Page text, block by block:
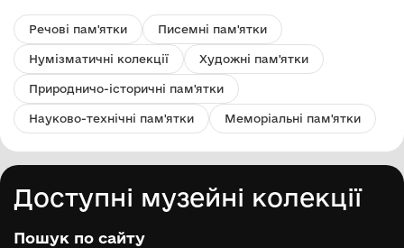
Речові пам'ятки Писемні пам'ятки
Нумізматичні колекції Художні пам'ятки
Природничо-історичні пам'ятки
Науково-технічні пам'ятки Меморіальні пам'ятки
Доступні музейні колекції
Пошук по сайту